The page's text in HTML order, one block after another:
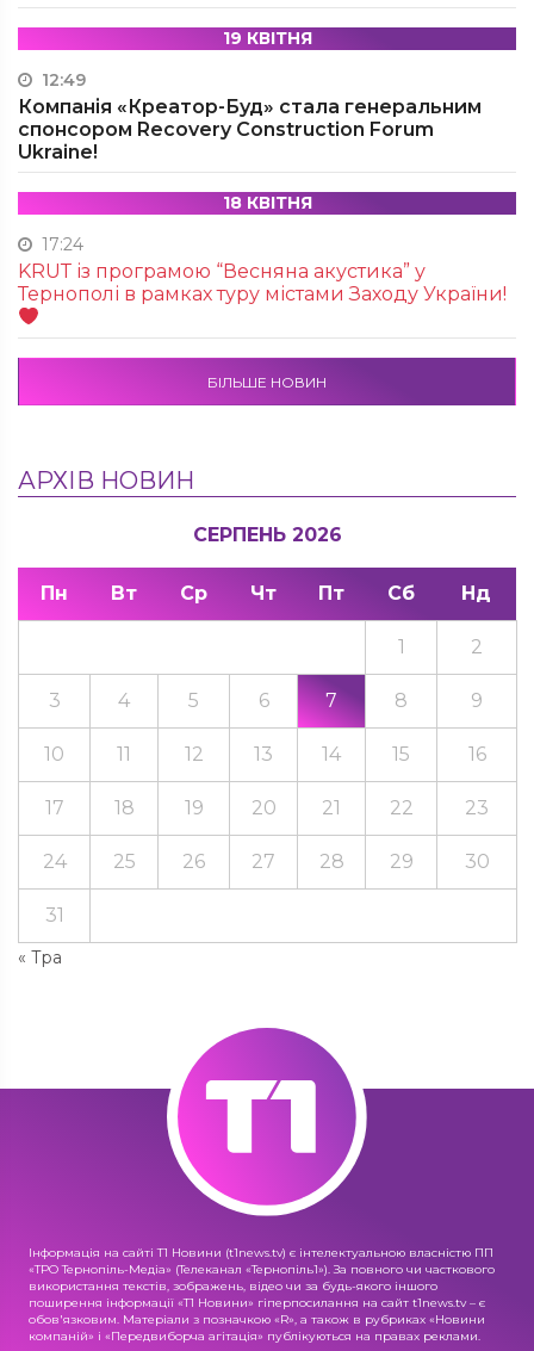
19 КВІТНЯ
12:49
Компанія «Креатор-Буд» стала генеральним
спонсором Recovery Construction Forum
Ukraine!
18 КВІТНЯ
17:24
KRUТ із програмою “Весняна акустика” у
Тернополі в рамках туру містами Заходу України!
БІЛЬШЕ НОВИН
АРХІВ НОВИН
СЕРПЕНЬ 2026
Пн Вт Ср Чт Пт Сб Нд
« Тра
1 2
3 4 5 6 7 8 9
10 11 12 13 14 15 16
17 18 19 20 21 22 23
24 25 26 27 28 29 30
31
Інформація на сайті Т1 Новини (t1news.tv) є інтелектуальною власністю ПП
«ТРО Тернопіль-Медіа» (Телеканал «Тернопіль1»). За повного чи часткового
використання текстів, зображень, відео чи за будь-якого іншого
поширення інформації «Т1 Новини» гіперпосилання на сайт t1news.tv – є
обов'язковим. Матеріали з позначкою «R», а також в рубриках «Новини
компаній» і «Передвиборча агітація» публікуються на правах реклами.